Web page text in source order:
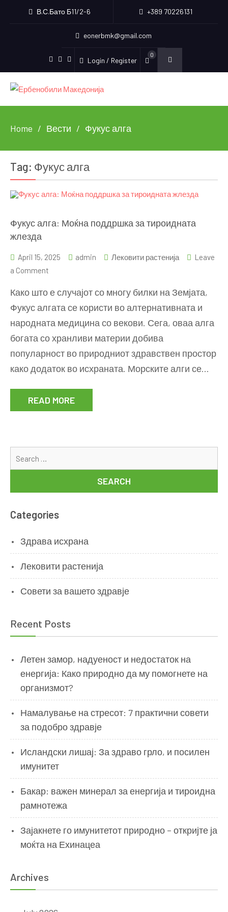
В.С.Бато Б11/2-6 +389 70226131
eonerbmk@gmail.com
Instagram
Youtube
Login / Register
0
Home Вести Фукус алга
Tag: Фукус алга
Фукус алга: Моќна поддршка за тироидната
жлезда
April 15, 2025 admin Лековити растенија
Leave
a Comment
алга:
Моќна
поддршка
за
Како што е случајот со многу билки на Земјата,
Фукус алгата се користи во алтернативната и
народната медицина со векови. Сега, оваа алга
богата со хранливи материи добива
популарност во природниот здравствен простор
како додаток во исхраната. Морските алги се…
READ MORE
Categories
Здрава исхрана
Лековити растенија
Совети за вашето здравје
Recent Posts
Летен замор, надуеност и недостаток на
енергија: Како природно да му помогнете на
организмот?
Намалување на стресот: 7 практични совети
за подобро здравје
Исландски лишај: За здраво грло, и посилен
имунитет
Бакар: важен минерал за енергија и тироидна
рамнотежа
Зајакнете го имунитетот природно – откријте ја
моќта на Ехинацеа
Archives